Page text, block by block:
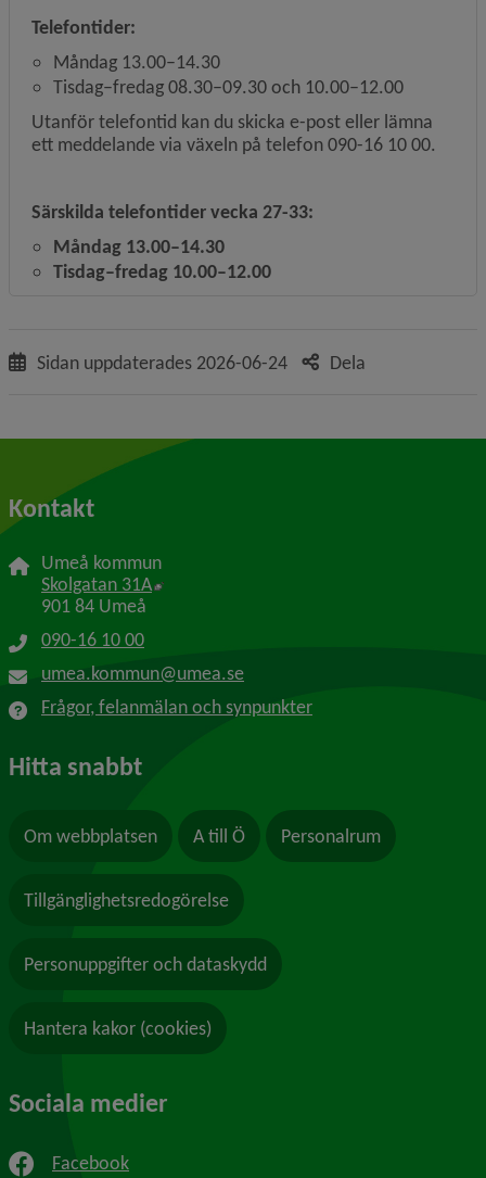
Telefontider:
Måndag 13.00–14.30
Tisdag–fredag 08.30–09.30 och 10.00–12.00
Utanför telefontid kan du skicka e-post eller lämna
ett meddelande via växeln på telefon 090-16 10 00.
Särskilda telefontider vecka 27-33:
Måndag 13.00–14.30
Tisdag–fredag 10.00–12.00
Sidan uppdaterades 2026-06-24 Dela
Kontakt
Umeå kommun
Skolgatan 31A Länk till annan webbplats, öppnas i nytt
901 84 Umeå
090-16 10 00
umea.kommun@umea.se
Frågor, felanmälan och synpunkter
Hitta snabbt
Om webbplatsen A till Ö Personalrum
Tillgänglighetsredogörelse
Personuppgifter och dataskydd
Hantera kakor (cookies)
Sociala medier
Facebook